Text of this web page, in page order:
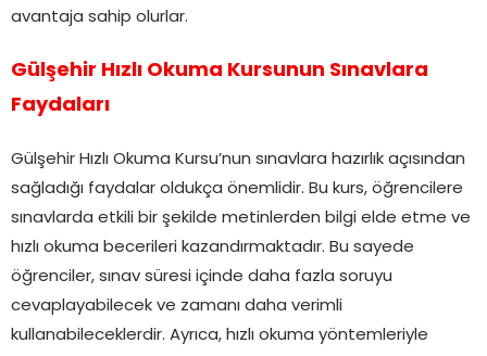
avantaja sahip olurlar.
Gülşehir Hızlı Okuma Kursunun Sınavlara
Faydaları
Gülşehir Hızlı Okuma Kursu’nun sınavlara hazırlık açısından
sağladığı faydalar oldukça önemlidir. Bu kurs, öğrencilere
sınavlarda etkili bir şekilde metinlerden bilgi elde etme ve
hızlı okuma becerileri kazandırmaktadır. Bu sayede
öğrenciler, sınav süresi içinde daha fazla soruyu
cevaplayabilecek ve zamanı daha verimli
kullanabileceklerdir. Ayrıca, hızlı okuma yöntemleriyle